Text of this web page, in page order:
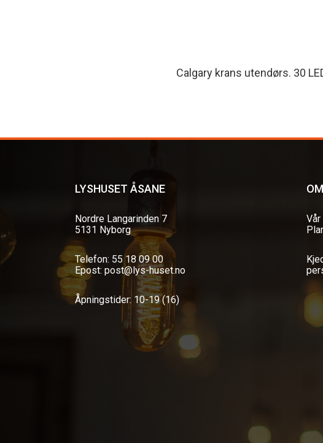
Calgary krans utendørs. 30
LYSHUSET ÅSANE
Nordre Langarinden 7
5131 Nyborg
Telefon: 55 18 09 00
Epost: post@lys-huset.no
Åpningstider: 10-19 (16)